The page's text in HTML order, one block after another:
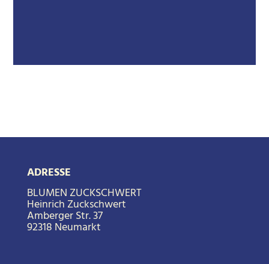
ADRESSE
BLUMEN ZUCKSCHWERT
Heinrich Zuckschwert
Amberger Str. 37
92318 Neumarkt